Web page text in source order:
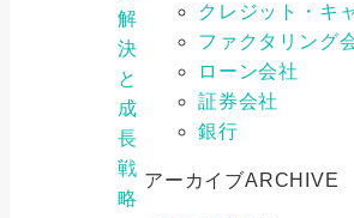
解
決
と
成
長
戦
略
クレジット・キ
ファクタリング
ローン会社
証券会社
銀行
アーカイブARCHIVE